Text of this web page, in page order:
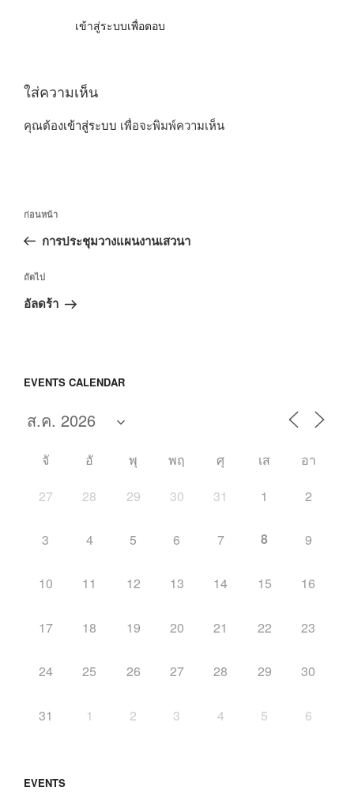
เข้าสู่ระบบเพื่อตอบ
ใส่ความเห็น
คุณต้องเข้าสู่ระบบ เพื่อจะพิมพ์ความเห็น
แนะแนว
เรื่อง
เรื่อง
ก่อน
ก่อนหน้า
การประชุมวางแผนงานเสวนา
เรื่อง
ถัด
ถัดไป
อัลดร้า
EVENTS CALENDAR
จั อั พุ พฤ ศุ เส
อา
27
28 29 30 31 1 2
3 4 5 6 7 8 9
10 11 12 13 14 15 16
17 18 19 20 21 22 23
24 25 26 27 28 29 30
31 1 2 3 4 5 6
EVENTS